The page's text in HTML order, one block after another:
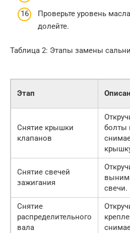
Проверьте уровень
долейте.
Таблица 2: Этапы замены
Этап
Снятие крышки
клапанов
болты
Снятие свечей
зажигания
свечи.
Снятие
распределительного
вала